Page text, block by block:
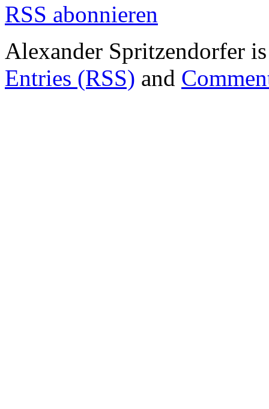
RSS abonnieren
Alexander Spritzendorfer
Entries (RSS) and